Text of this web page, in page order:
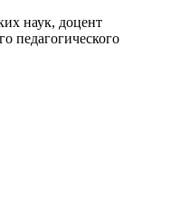
наук, доцент
педагогического